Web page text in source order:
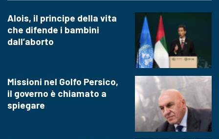
Alois, il principe della vita
che difende i bambini
dall’aborto
Missioni nel Golfo Persico,
il governo è chiamato a
spiegare